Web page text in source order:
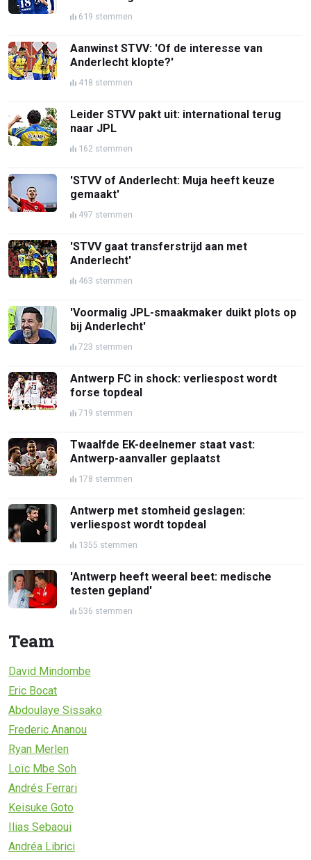
619 stemmen
Aanwinst STVV: 'Of de interesse van
Anderlecht klopte?'
418 stemmen
Leider STVV pakt uit: international terug
naar JPL
162 stemmen
'STVV of Anderlecht: Muja heeft keuze
gemaakt'
497 stemmen
'STVV gaat transferstrijd aan met
Anderlecht'
463 stemmen
'Voormalig JPL-smaakmaker duikt plots op
bij Anderlecht'
723 stemmen
Antwerp FC in shock: verliespost wordt
forse topdeal
719 stemmen
Twaalfde EK-deelnemer staat vast:
Antwerp-aanvaller geplaatst
178 stemmen
Antwerp met stomheid geslagen:
verliespost wordt topdeal
1355 stemmen
'Antwerp heeft weeral beet: medische
testen gepland'
536 stemmen
Team
David Mindombe
Eric Bocat
Abdoulaye Sissako
Frederic Ananou
Ryan Merlen
Loïc Mbe Soh
Andrés Ferrari
Keisuke Goto
Ilias Sebaoui
Andréa Librici